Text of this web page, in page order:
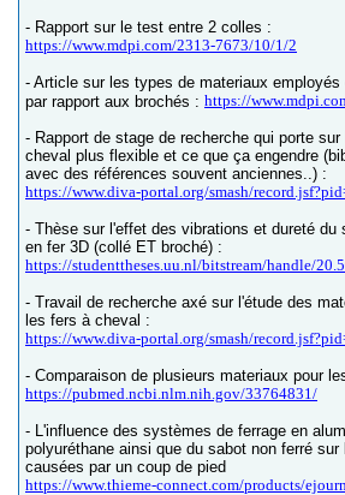
- Rapport sur le test entre 2 colles :
https://www.mdpi.com/2313-7673/10/1/2
- Article sur les types de materiaux
par rapport aux brochés : https://
- Rapport de stage de recherche qui porte
cheval plus flexible et ce que ça engendre
avec des références souvent anciennes..) :
- Thèse sur l'effet des vibrations et dureté du
en fer 3D (collé ET broché) :
- Travail de recherche axé sur l'étude des
les fers à cheval :
- Comparaison de plusieurs materiaux pour
https://pubmed.ncbi.nlm.nih.gov/33764831/
- L'influence des systèmes de ferrage en
polyuréthane ainsi que du sabot non ferré
causées par un coup de pied